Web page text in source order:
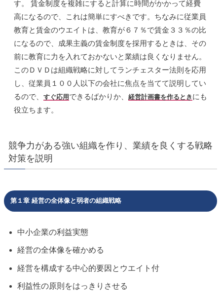
す。 賃金制度を複雑にすると計算に時間がかかって経費
高になるので、これは簡単にすべきです。ちなみに従業員
教育と賃金のウエイトは、教育が６７％で賃金３３％の比
になるので、成果主義の賃金制度を採用するときは、その
前に教育に力を入れておかないと業績は良くなりません。
このＤＶＤは組織戦略に対してランチェスター法則を応用
し、従業員１００人以下の会社に焦点を当てて説明してい
るので、 すぐ応用できるばかりか、 経営計画書を作るとき にも
役立ちます。
競争力がある強い組織を作り、業績を良くする戦略
対策を説明
第１章 経営の全体像と弱者の組織戦略
中小企業の利益実態
経営の全体像を確かめる
経営を構成する中心的要因とウエイト付
利益性の原則をはっきりさせる